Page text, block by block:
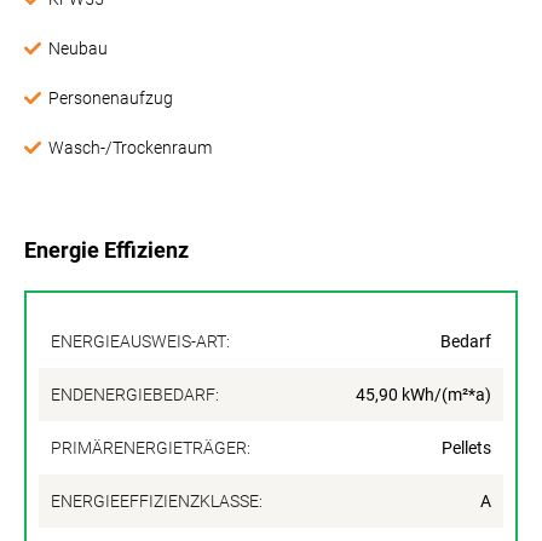
Neubau
Personenaufzug
Wasch-/Trockenraum
Energie Effizienz
ENERGIEAUSWEIS-ART: Bedarf
ENDENERGIEBEDARF: 45,90 kWh/(m²*a)
PRIMÄRENERGIETRÄGER: Pellets
ENERGIEEFFIZIENZKLASSE: A